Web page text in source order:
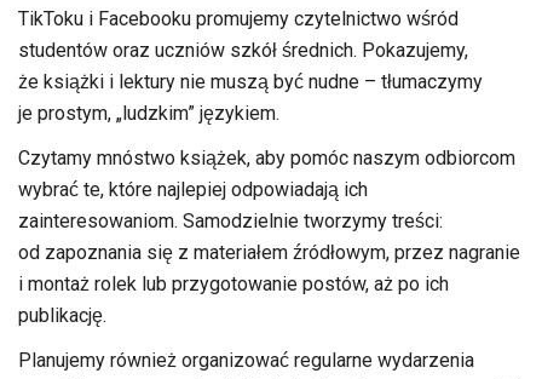
TikToku i Facebooku promujemy czytelnictwo wśród
studentów oraz uczniów szkół średnich. Pokazujemy,
że książki i lektury nie muszą być nudne – tłumaczymy
je prostym, „ludzkim” językiem.
Czytamy mnóstwo książek, aby pomóc naszym odbiorcom
wybrać te, które najlepiej odpowiadają ich
zainteresowaniom. Samodzielnie tworzymy treści:
od zapoznania się z materiałem źródłowym, przez nagranie
i montaż rolek lub przygotowanie postów, aż po ich
publikację.
Planujemy również organizować regularne wydarzenia